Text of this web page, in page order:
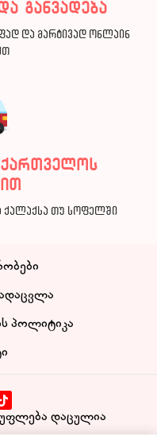
განვადება
და მარტივად ონლაინ
ქალაქსა თუ სოფელში
პოლიტიკა
დაცულია